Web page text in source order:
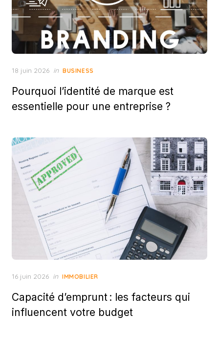
Posted
18 juin 2026 in BUSINESS
Pourquoi l’identité de marque est
essentielle pour une entreprise ?
Posted
16 juin 2026 in IMMOBILIER
Capacité d’emprunt : les facteurs qui
influencent votre budget